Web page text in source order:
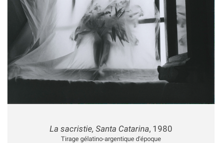
La sacristie, Santa Catarina, 1980
Tirage gélatino-argentique d'époque